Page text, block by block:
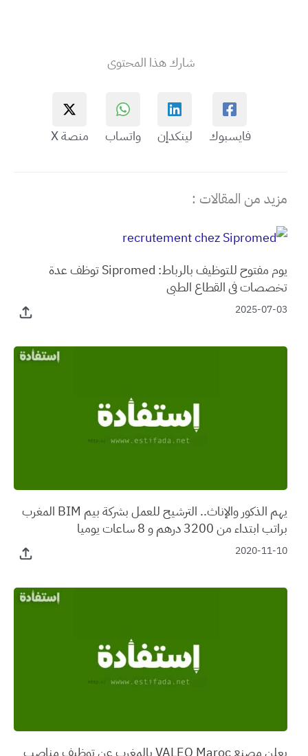
شارك هذا المحتوى
فايسبوك لينكدإن واتساب منصة X
مزيد من المقالات :
يوم مفتوح للتوظيف بالرباط: Sipromed توظف عدة
تخصصات في القطاع الطبي
2025-07-03
يهم الذكور والإناث.. الترشيح للعمل بشركة بيم BIM المغرب
براتب ابتداء من 3200 درهم و 8 ساعات يوميا
2020-11-10
يعلن مصنع VALEO Maroc بالمغرب عن توظيف مناصب